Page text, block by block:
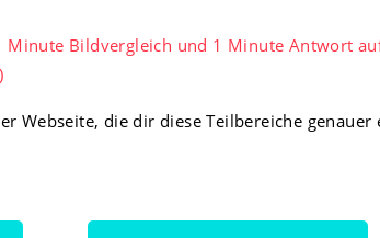
Bildvergleich und 1 Minute Antwort
Webseite, die dir diese Teilbereiche genauer